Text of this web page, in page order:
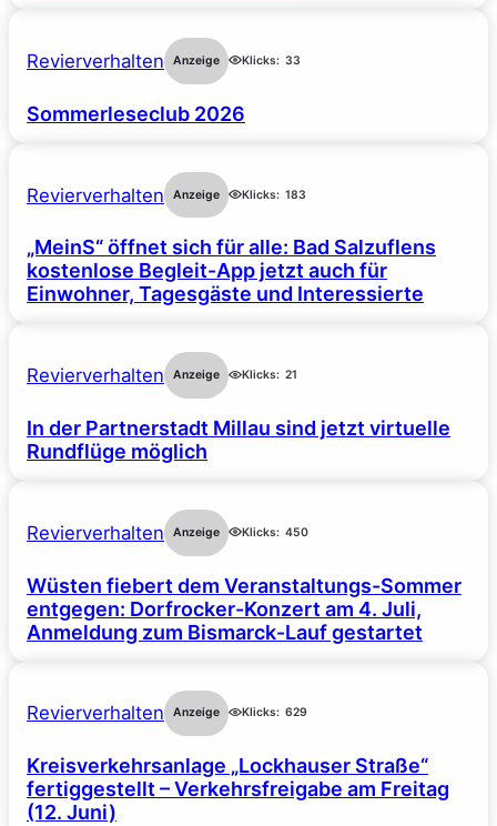
Revierverhalten Anzeige Klicks: 33
Sommerleseclub 2026
Revierverhalten Anzeige Klicks: 183
„MeinS“ öffnet sich für alle: Bad Salzuflens
kostenlose Begleit-App jetzt auch für
Einwohner, Tagesgäste und Interessierte
Revierverhalten Anzeige Klicks: 21
In der Partnerstadt Millau sind jetzt virtuelle
Rundflüge möglich
Revierverhalten Anzeige Klicks: 450
Wüsten fiebert dem Veranstaltungs-Sommer
entgegen: Dorfrocker-Konzert am 4. Juli,
Anmeldung zum Bismarck-Lauf gestartet
Revierverhalten Anzeige Klicks: 629
Kreisverkehrsanlage „Lockhauser Straße“
fertiggestellt – Verkehrsfreigabe am Freitag
(12. Juni)